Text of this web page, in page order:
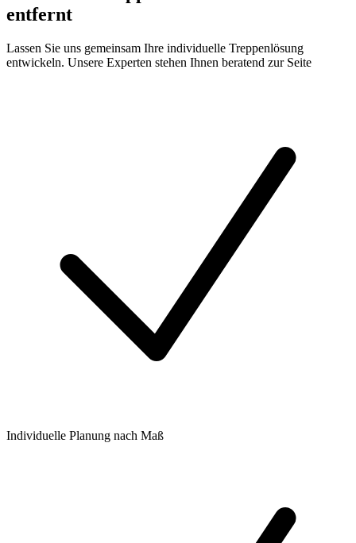
entfernt
Lassen Sie uns gemeinsam Ihre individuelle Treppenlösung
entwickeln. Unsere Experten stehen Ihnen beratend zur Seite
Individuelle Planung nach Maß